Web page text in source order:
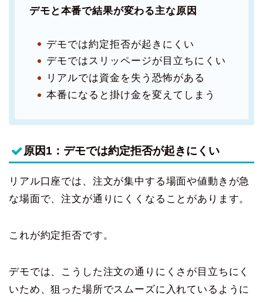
デモと本番で結果が変わる主な原因
デモでは約定拒否が起きにくい
デモではスリッページが目立ちにくい
リアルでは資金を失う恐怖がある
本番になると掛け金を変えてしまう
原因1：デモでは約定拒否が起きにくい
リアル口座では、注文が集中する場面や値動きが急
な場面で、注文が通りにくくなることがあります。
これが約定拒否です。
デモでは、こうした注文の通りにくさが目立ちにく
いため、狙った場所でスムーズに入れているように